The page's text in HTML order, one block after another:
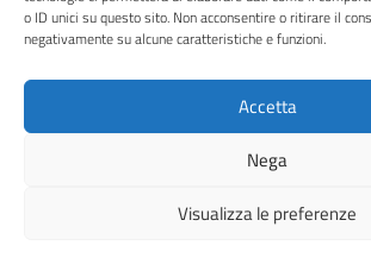
o ID unici su questo sito. Non acconsentire o ritirare il
negativamente su alcune caratteristiche e funzioni.
Accetta
Nega
Visualizza le preferenze
Conto Corrente Bancario (C.C.B.):
IT17 H 03069 15003 100000046036
Conto Tesoreria
CODICE TESORERIA: TU-421-0310110
IBAN: IT 84 E 01000 04306 TU0000017891
Idea e